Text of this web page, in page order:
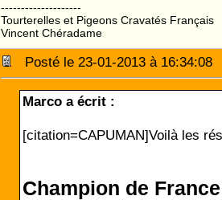
--------------------
Tourterelles et Pigeons Cravatés Français
Vincent Chéradame
Posté le 23-01-2013 à
Marco a écrit :
[citation=CAPUMAN]Voilà les
Champion de France